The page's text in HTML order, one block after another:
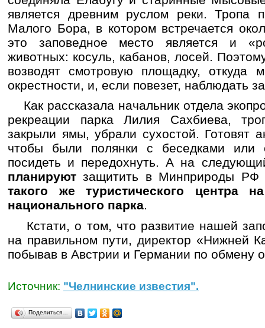
является древним руслом реки. Тропа
Малого Бора, в котором встречается
это заповедное место является и
животных: косуль, кабанов, лосей.
возводят смотровую площадку, откуда
окрестности, и, если повезет, наблюдать
Как рассказала начальник отдела
рекреации парка Лилия Сахбиева,
закрыли ямы, убрали сухостой. Готовят
чтобы были полянки с беседками или
посидеть и передохнуть. А на
планируют защитить в Минприроды
такого же туристического центра
национального парка.
Кстати, о том, что развитие нашей
на правильном пути, директор «Нижней
побывав в Австрии и Германии по обмену
Источник: "Челнинские известия".
Поделиться…